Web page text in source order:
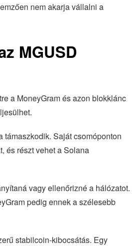
nem akarja vállalni a
MGUSD
a MoneyGram és azon blokklánc
támaszkodik. Saját csomóponton
és részt vehet a Solana
vagy ellenőrizné a hálózatot.
pedig ennek a szélesebb
stabilcoin-kibocsátás. Egy